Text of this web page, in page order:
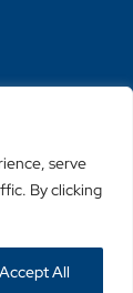
serve
By clicking
Accept All